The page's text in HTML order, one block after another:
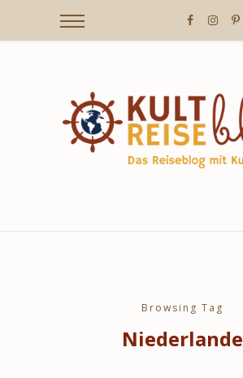
/
KULT[UR]
Browsing Tag
Niederlande